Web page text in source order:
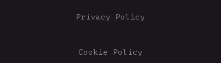
Privacy Policy
Cookie Policy